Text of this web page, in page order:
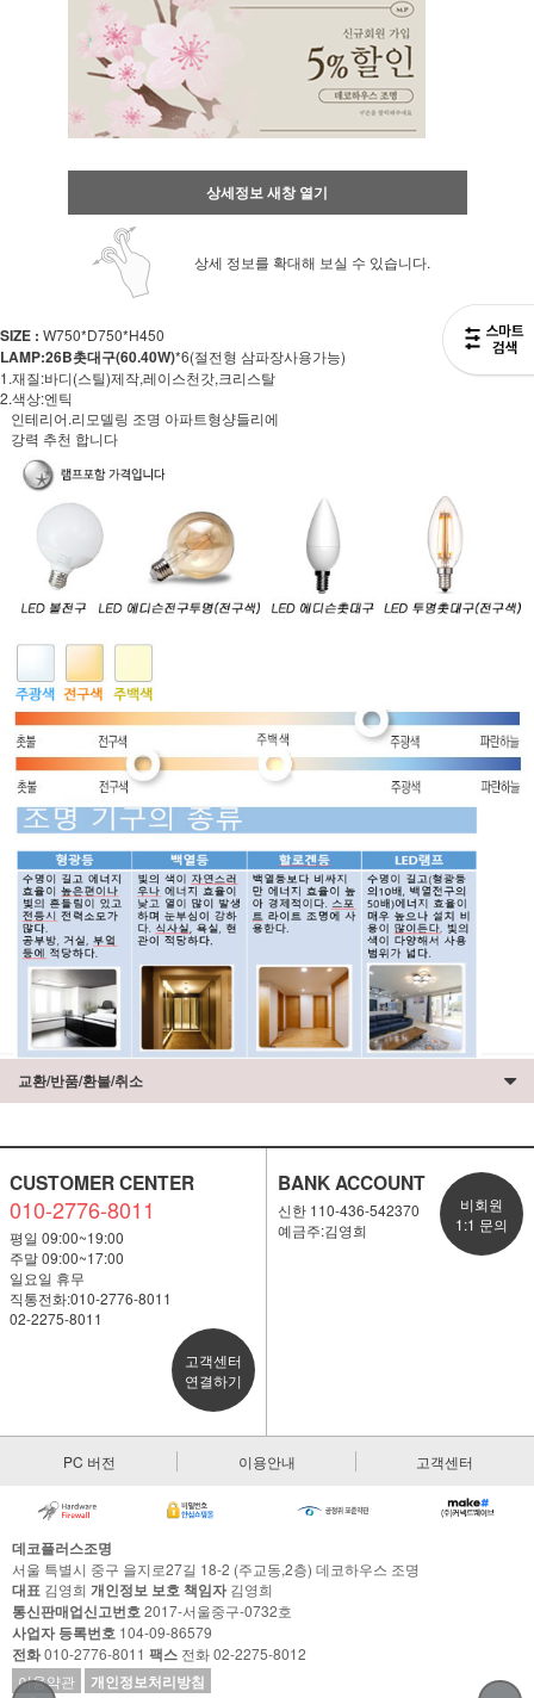
상세정보 새창 열기
상세 정보를 확대해 보실 수 있습니다.
SIZE : W750*D750*H450
LAMP:26B촛대구(60.40W)*6(절전형 삼파장사용가능)
1.재질:바디(스틸)제작,레이스천갓,크리스탈
2.색상:엔틱
인테리어.리모델링 조명 아파트형샹들리에
강력 추천 합니다
교환/반품/환불/취소
CUSTOMER CENTER
010-2776-8011
평일 09:00~19:00
주말 09:00~17:00
일요일 휴무
직통전화:010-2776-8011
02-2275-8011
고객센터
연결하기
BANK ACCOUNT
신한 110-436-542370
예금주:김영희
비회원
1:1 문의
PC 버전 이용안내 고객센터
데코플러스조명
서울 특별시 중구 을지로27길 18-2 (주교동,2층) 데코하우스 조명
대표 김영희 개인정보 보호 책임자김영희
통신판매업신고번호2017-서울중구-0732호
사업자 등록번호 104-09-86579
전화010-2776-8011 팩스 전화 02-2275-8012
이용약관
개인정보처리방침